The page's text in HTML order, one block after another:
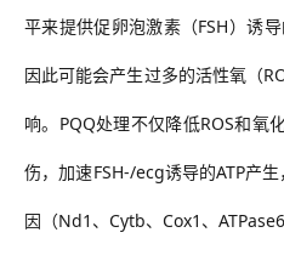
平来提供促卵泡激素 （FSH）诱
因此可能会产生过多的活性氧（
响。PQQ处理不仅降低ROS和氧
伤，加速FSH-/ecg诱导的ATP产
因（Nd1、Cytb、Cox1、